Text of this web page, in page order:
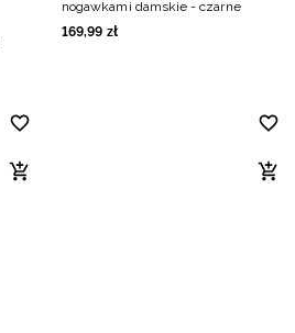
nogawkami damskie - czarne
169,99 zł